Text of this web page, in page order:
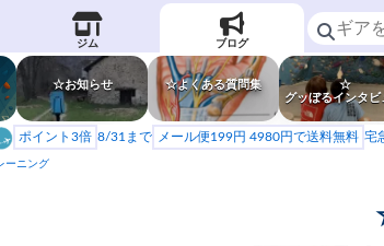
ジム ブログ
☆お知らせ ☆よくある質問集
☆
グッぼるインタビ
ポイント3倍 8/31まで メール便199円 4980円で送料無料 宅
ーニング